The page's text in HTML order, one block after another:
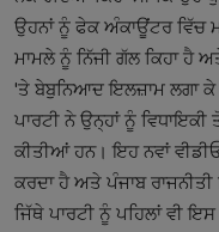
ਉਹਨਾਂ ਨੂੰ ਫੇਕ ਅੰਕਾਊਂਟਰ ਵਿੱਚ
ਮਾਮਲੇ ਨੂੰ ਨਿੱਜੀ ਗੱਲ ਕਿਹਾ ਹੈ
'ਤੇ ਬੇਬੁਨਿਆਦ ਇਲਜ਼ਾਮ ਲਗਾ
ਪਾਰਟੀ ਨੇ ਉਨ੍ਹਾਂ ਨੂੰ
ਕੀਤੀਆਂ ਹਨ। ਇਹ ਨਵਾਂ
ਕਰਦਾ ਹੈ ਅਤੇ ਪੰਜਾਬ
ਜਿੱਥੇ ਪਾਰਟੀ ਨੂੰ ਪਹਿਲਾਂ ਵੀ